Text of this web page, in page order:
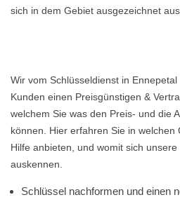
sich in dem Gebiet ausgezeichnet
Wir vom Schlüsseldienst in
Kunden einen Preisgünstigen &
welchem Sie was den Preis- und die
können. Hier erfahren Sie in welchen
Hilfe anbieten, und womit sich
auskennen.
Schlüssel nachformen und einen